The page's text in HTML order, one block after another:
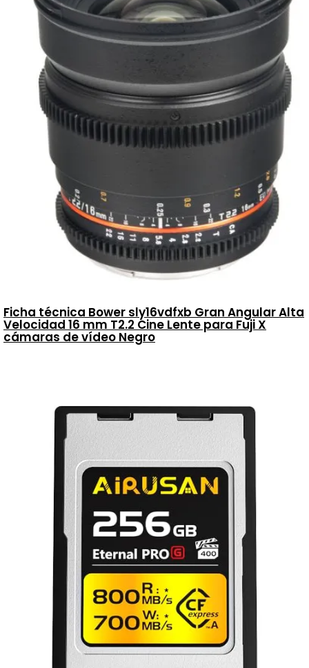
Ficha técnica Bower sly16vdfxb Gran Angular Alta
Velocidad 16 mm T2.2 Cine Lente para Fuji X
cámaras de vídeo Negro